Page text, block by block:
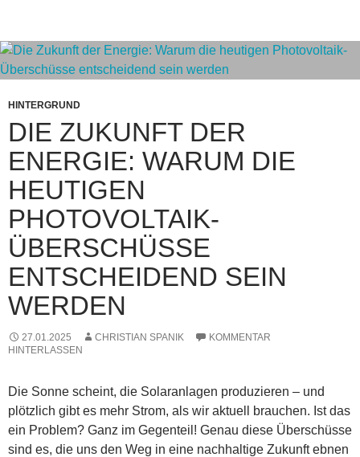
HINTERGRUND
DIE ZUKUNFT DER
ENERGIE: WARUM DIE
HEUTIGEN
PHOTOVOLTAIK-
ÜBERSCHÜSSE
ENTSCHEIDEND SEIN
WERDEN
27.01.2025 CHRISTIAN SPANIK
KOMMENTAR
HINTERLASSEN
Die Sonne scheint, die Solaranlagen produzieren – und
plötzlich gibt es mehr Strom, als wir aktuell brauchen. Ist das
ein Problem? Ganz im Gegenteil! Genau diese Überschüsse
sind es, die uns den Weg in eine nachhaltige Zukunft ebnen